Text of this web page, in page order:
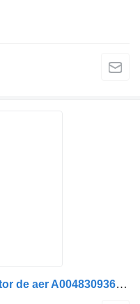
Riscaldatore autonomo Încălzitor de aer A0048309361 per camion Webasto pentru Mercedes-Benz, cod produs